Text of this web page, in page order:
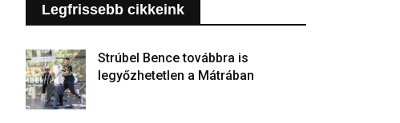
Legfrissebb cikkeink
Strúbel Bence továbbra is
legyőzhetetlen a Mátrában